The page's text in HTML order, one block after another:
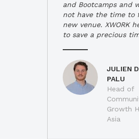
and Bootcamps and
not have the time to
new venue. XWORK
to save a precious
JULIEN
PALU
Head of
Growth
Asia